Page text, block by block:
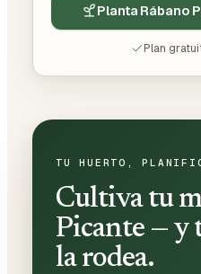
Planta Rábano
Plan
TU HUERTO,
Cultiva tu
Picante — y
la rodea.